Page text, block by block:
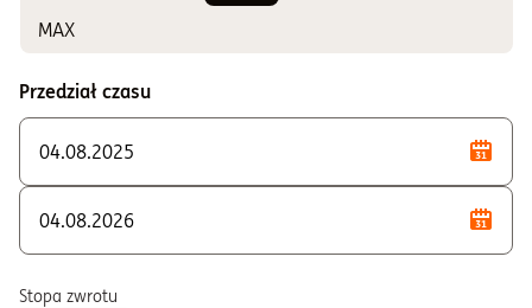
E - Zbywane w ramach PPE i PPI
P - Zbywane w ramach PSI
W - Zbywane w ramach PPE i PPI
MAX
Przedział czasu
Stopa zwrotu